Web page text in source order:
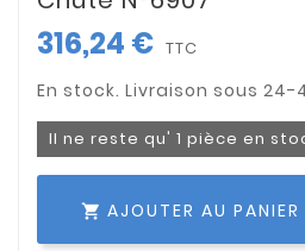
316,24 € TTC
Il ne reste qu' 1 pièce en
 AJOUTER AU PANIER